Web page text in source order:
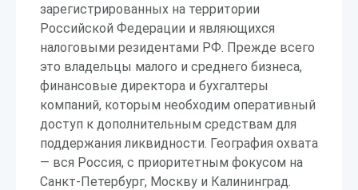
зарегистрированных на территории
Российской Федерации и являющихся
налоговыми резидентами РФ. Прежде всего
это владельцы малого и среднего бизнеса,
финансовые директора и бухгалтеры
компаний, которым необходим оперативный
доступ к дополнительным средствам для
поддержания ликвидности. География охвата
— вся Россия, с приоритетным фокусом на
Санкт-Петербург, Москву и Калининград.